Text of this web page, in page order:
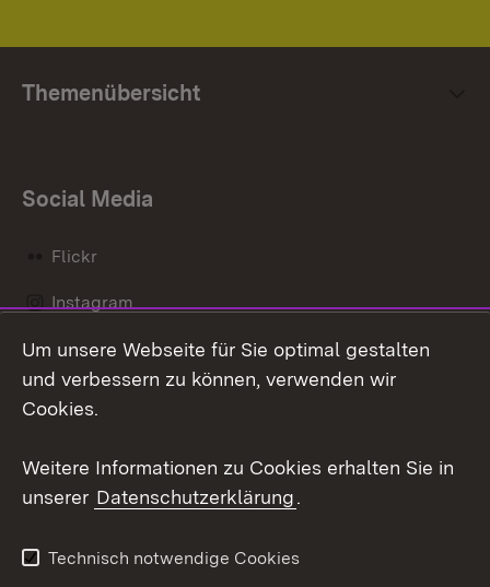
Themenübersicht
Social Media
Flickr
Instagram
Social Wall
Barrierefreiheit
Benutzungshinweise
Um unsere Webseite für Sie optimal gestalten
und verbessern zu können, verwenden wir
Cookies.
Weitere Informationen zu Cookies erhalten Sie in
unserer Datenschutzerklärung.
Technisch notwendige Cookies